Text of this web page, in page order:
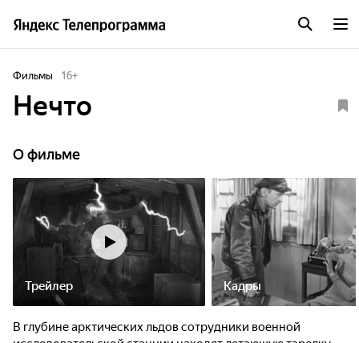
Фильмы 16+
Нечто
О фильме
Трейлер Кадры
В глубине арктических льдов сотрудники военной